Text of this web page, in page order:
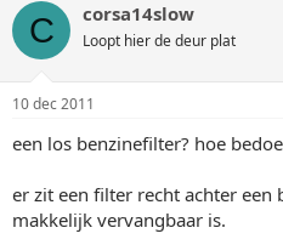
C corsa14slow
Loopt hier de deur plat
10 dec 2011
een los benzinefilter? hoe
er zit een filter recht achter
makkelijk vervangbaar is.